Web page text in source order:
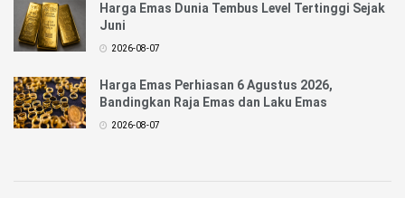
Harga Emas Dunia Tembus Level Tertinggi Sejak
Juni
2026-08-07
Harga Emas Perhiasan 6 Agustus 2026,
Bandingkan Raja Emas dan Laku Emas
2026-08-07